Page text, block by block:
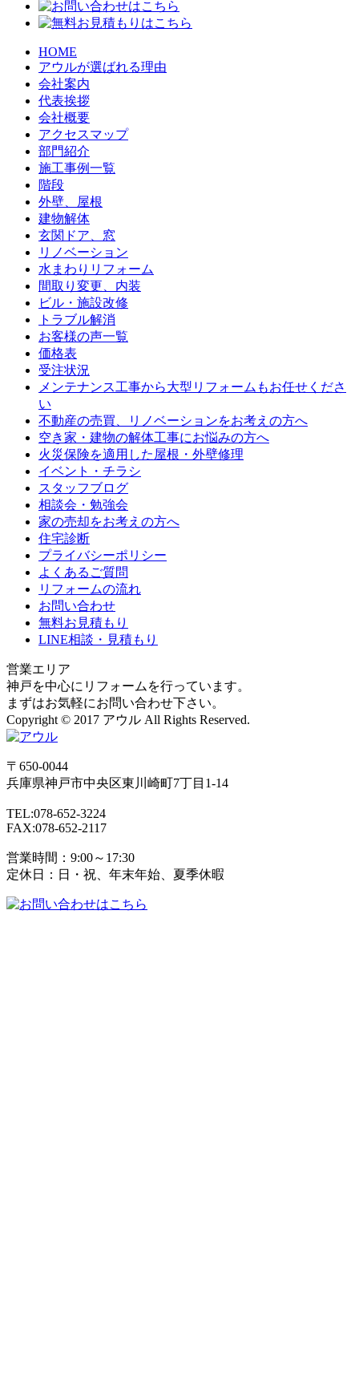
HOME
アウルが選ばれる理由
会社案内
代表挨拶
会社概要
アクセスマップ
部門紹介
施工事例一覧
階段
外壁、屋根
建物解体
玄関ドア、窓
リノベーション
水まわりリフォーム
間取り変更、内装
ビル・施設改修
トラブル解消
お客様の声一覧
価格表
受注状況
メンテナンス工事から大型リフォームもお任せくださ
い
不動産の売買、リノベーションをお考えの方へ
空き家・建物の解体工事にお悩みの方へ
火災保険を適用した屋根・外壁修理
イベント・チラシ
スタッフブログ
相談会・勉強会
家の売却をお考えの方へ
住宅診断
プライバシーポリシー
よくあるご質問
リフォームの流れ
お問い合わせ
無料お見積もり
LINE相談・見積もり
営業エリア
神戸を中心にリフォームを行っています。
まずはお気軽にお問い合わせ下さい。
Copyright © 2017 アウル All Rights Reserved.
〒650-0044
兵庫県神戸市中央区東川崎町7丁目1-14
TEL:078-652-3224
FAX:078-652-2117
営業時間：9:00～17:30
定休日：日・祝、年末年始、夏季休暇